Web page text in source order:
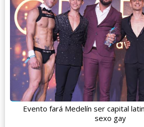
Evento fará Medelín ser capital
sexo gay